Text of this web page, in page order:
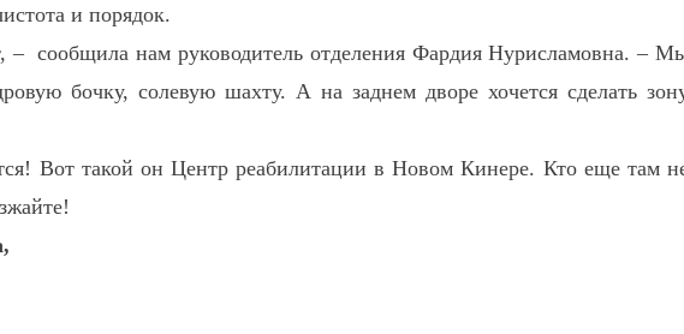
и порядок.
– сообщила нам руководитель отделения Фардия Нурисламовна. –
бочку, солевую шахту. А на заднем дворе хочется сделать
Вот такой он Центр реабилитации в Новом Кинере. Кто еще там